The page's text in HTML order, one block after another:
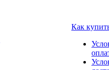
Как